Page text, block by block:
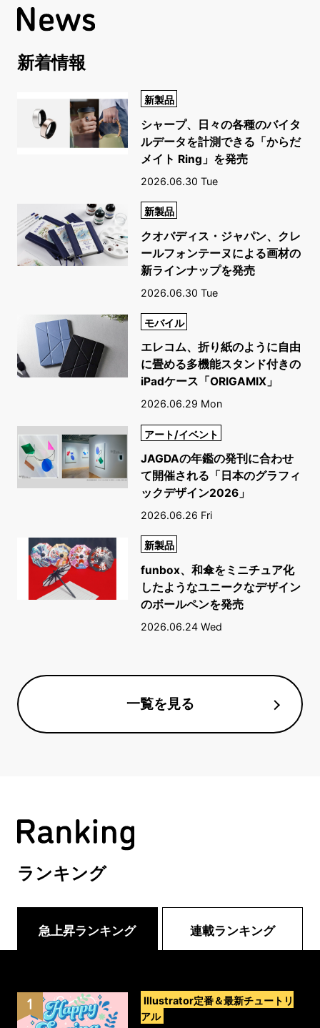
新着情報
新製品
シャープ、日々の各種のバイタ
ルデータを計測できる「からだ
メイト Ring」を発売
2026.06.30 Tue
新製品
クオバディス・ジャパン、クレ
ールフォンテーヌによる画材の
新ラインナップを発売
2026.06.30 Tue
モバイル
エレコム、折り紙のように自由
に畳める多機能スタンド付きの
iPadケース「ORIGAMIX」
2026.06.29 Mon
アート/イベント
JAGDAの年鑑の発刊に合わせ
て開催される「日本のグラフィ
ックデザイン2026」
2026.06.26 Fri
新製品
funbox、和傘をミニチュア化
したようなユニークなデザイン
のボールペンを発売
2026.06.24 Wed
一覧を見る
ランキング
急上昇ランキング
Illustrator定番＆最新チュートリ
アル
連載ランキング